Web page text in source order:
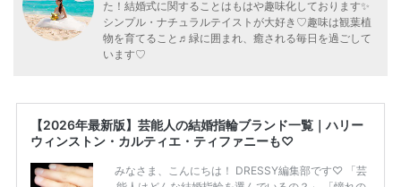
た！結婚式に関することはもはや趣味化しております✨
シンプル・ナチュラルテイストが大好き♡趣味は観葉植
物を育てること♬緑に囲まれ、癒される毎日を過ごして
います♡
【2026年最新版】芸能人の結婚指輪ブランド一覧｜ハリー
ウィンストン・カルティエ・ティファニーも♡
みなさま、こんにちは！ DRESSY編集部です♡ 「芸